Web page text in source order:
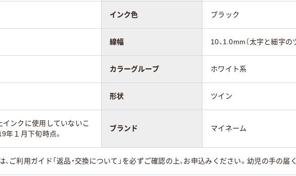
インク色 ブラック
線幅 10、1.0mm（太字と細字の
カラーグループ ホワイト系
形状 ツイン
ンクに使用していないこ
年１月下旬時点。
ブランド マイネーム
、ご利用ガイド「返品・交換について」を必ずご確認の上、お申込みください。幼児の手の